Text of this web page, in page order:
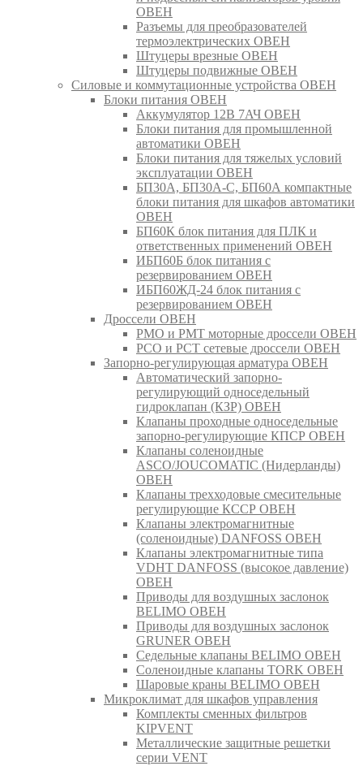
ОВЕН
Разъемы для преобразователей
термоэлектрических ОВЕН
Штуцеры врезные ОВЕН
Штуцеры подвижные ОВЕН
Силовые и коммутационные устройства ОВЕН
Блоки питания ОВЕН
Аккумулятор 12В 7АЧ ОВЕН
Блоки питания для промышленной
автоматики ОВЕН
Блоки питания для тяжелых условий
эксплуатации ОВЕН
БП30А, БП30А-С, БП60А компактные
блоки питания для шкафов автоматики
ОВЕН
БП60К блок питания для ПЛК и
ответственных применений ОВЕН
ИБП60Б блок питания с
резервированием ОВЕН
ИБП60ЖД-24 блок питания с
резервированием ОВЕН
Дроссели ОВЕН
РМО и РМТ моторные дроссели ОВЕН
РСО и РСТ сетевые дроссели ОВЕН
Запорно-регулирующая арматура ОВЕН
Автоматический запорно-
регулирующий односедельный
гидроклапан (КЗР) ОВЕН
Клапаны проходные односедельные
запорно-регулирующие КПСР ОВЕН
Клапаны соленоидные
ASCO/JOUCOMATIC (Нидерланды)
ОВЕН
Клапаны трехходовые смесительные
регулирующие КССР ОВЕН
Клапаны электромагнитные
(соленоидные) DANFOSS ОВЕН
Клапаны электромагнитные типа
VDHT DANFOSS (высокое давление)
ОВЕН
Приводы для воздушных заслонок
BELIMO ОВЕН
Приводы для воздушных заслонок
GRUNER ОВЕН
Седельные клапаны BELIMO ОВЕН
Соленоидные клапаны TORK ОВЕН
Шаровые краны BELIMO ОВЕН
Микроклимат для шкафов управления
Комплекты сменных фильтров
KIPVENT
Металлические защитные решетки
серии VENT